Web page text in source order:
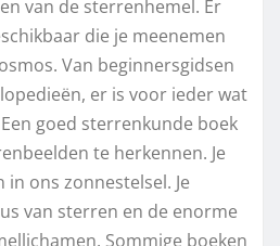
van de sterrenhemel. Er
die je meenemen
Van beginnersgidsen
er is voor ieder wat
Een goed sterrenkunde boek
te herkennen. Je
ons zonnestelsel. Je
van sterren en de enorme
Sommige boeken